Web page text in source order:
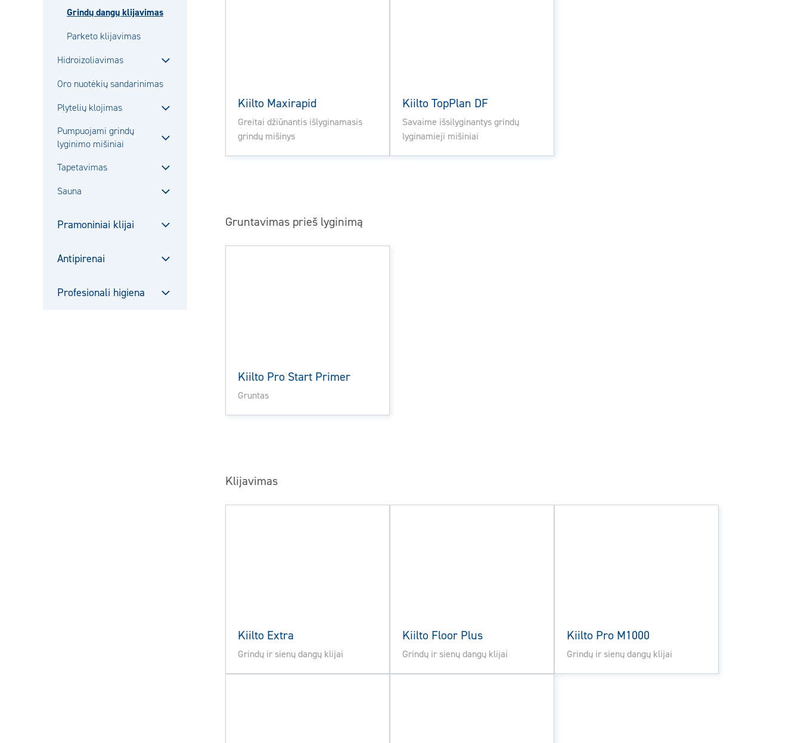
Grindų dangų klijavimas
Parketo klijavimas
Hidroizoliavimas
Oro nuotėkių sandarinimas
Plytelių klojimas
Pumpuojami grindų
lyginimo mišiniai
Tapetavimas
alavalikko
Sauna
Pramoniniai klijai
Antipirenai
Profesionali higiena
Kiilto Maxirapid
Greitai džiūnantis išlyginamasis
grindų mišinys
Kiilto TopPlan DF
Savaime išsilyginantys grindų
lyginamieji mišiniai
Gruntavimas prieš lyginimą
Kiilto Pro Start Primer
Gruntas
Klijavimas
Kiilto Extra
Grindų ir sienų dangų klijai
Kiilto Floor Plus
Grindų ir sienų dangų klijai
Kiilto Pro M1000
Grindų ir sienų dangų klijai